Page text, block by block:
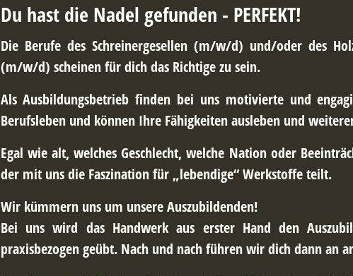
Du hast die Nadel gefunden - PERFEKT!
Die Berufe des Schreinergesellen (m/w/d) und/oder des
(m/w/d) scheinen für dich das Richtige zu sein.
Als Ausbildungsbetrieb finden bei uns motivierte und
Berufsleben und können Ihre Fähigkeiten ausleben und
Egal wie alt, welches Geschlecht, welche Nation oder
der mit uns die Faszination für „lebendige“ Werkstoffe teilt.
Wir kümmern uns um unsere Auszubildenden!
Bei uns wird das Handwerk aus erster Hand den
praxisbezogen geübt. Nach und nach führen wir dich dann an